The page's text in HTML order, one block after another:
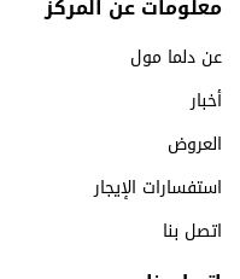
معلومات عن المركز
عن دلما مول
أخبار
العروض
استفسارات الإيجار
اتصل بنا